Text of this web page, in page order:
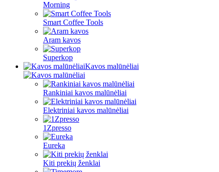
Morning
Smart Coffee Tools
Aram kavos
Superkop
Kavos malūnėliai
Rankiniai kavos malūnėliai
Elektriniai kavos malūnėliai
1Zpresso
Eureka
Kiti prekių ženklai